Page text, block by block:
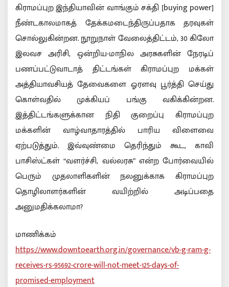
கிராமப்புற இந்தியாவின் வாங்கும் சக்தி [buying power]
நீண்டகாலமாகத் தேக்கமடைந்திருப்பதாக தரவுகள்
சொல்லுகின்றன. நூறுநாள் வேலைத்திட்டம், 30 கிலோ
இலவச அரிசி, ஒன்றிய-மாநில அரசுகளின் நேரடிப்
பணப்பட்டுவாடாத் திட்டங்கள் கிராமப்புற மக்கள்
அத்தியாவசியத் தேவைகளை ஓரளவு பூர்த்தி செய்து
கொள்வதில் முக்கியப் பங்கு வகிக்கின்றன.
இத்திட்டங்களுக்கான நிதி குறைப்பு கிராமப்புற
மக்களின் வாழ்வாதாரத்தில் பாரிய விளைவை
ஏற்படுத்தும். இவ்வுண்மை தெரிந்தும் கூட, காவி
பாசிஸ்ட்கள் “வளர்ச்சி, வல்லரசு” என்ற போர்வையில்
பெரும் முதலாளிகளின் நலனுக்காக கிராமப்புற
தொழிலாளர்களின் வயிற்றில் அடிப்பதை
அனுமதிக்கலாமா?
மாணிக்கம்
https://www.downtoearth.org.in/governance/vb-g-ram-g-
receives-rs-95692-crore-will-not-meet-125-days-of-
promised-employment